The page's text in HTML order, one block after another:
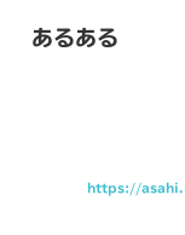
あるある
https://